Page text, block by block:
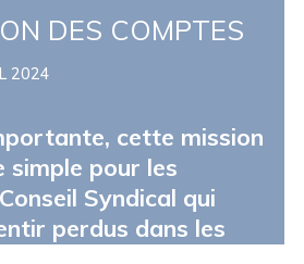
DES COMPTES
2024
cette mission
simple pour les
Syndical qui
perdus dans les